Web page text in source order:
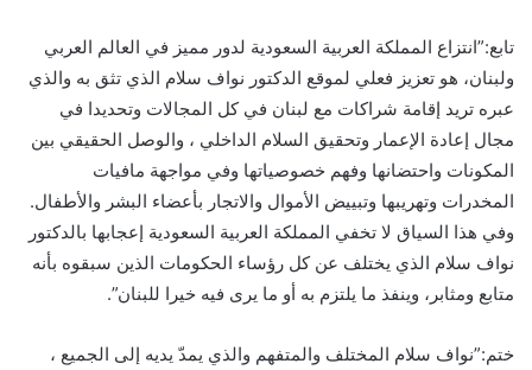
تابع:”انتزاع المملكة العربية السعودية لدور مميز في العالم العربي
ولبنان، هو تعزيز فعلي لموقع الدكتور نواف سلام الذي تثق به والذي
عبره تريد إقامة شراكات مع لبنان في كل المجالات وتحديدا في
مجال إعادة الإعمار وتحقيق السلام الداخلي ، والوصل الحقيقي بين
المكونات واحتضانها وفهم خصوصياتها وفي مواجهة مافيات
المخدرات وتهريبها وتبييض الأموال والاتجار بأعضاء البشر والأطفال.
وفي هذا السياق لا تخفي المملكة العربية السعودية إعجابها بالدكتور
نواف سلام الذي يختلف عن كل رؤساء الحكومات الذين سبقوه بأنه
متابع ومثابر، وينفذ ما يلتزم به أو ما يرى فيه خيرا للبنان”.
ختم:”نواف سلام المختلف والمتفهم والذي يمدّ يديه إلى الجميع ،